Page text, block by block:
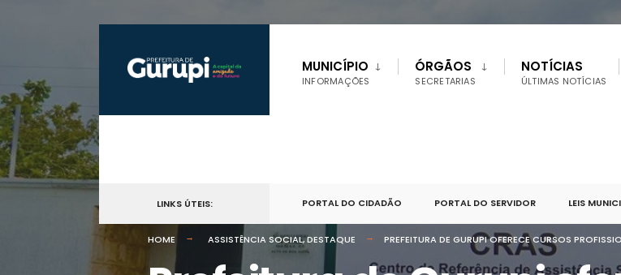
MUNICÍPIO
INFORMAÇÕES
ÓRGÃOS
SECRETARIAS
NOTÍCIAS
ÚLTIMAS NOTÍCIAS
LINKS ÚTEIS: PORTAL DO CIDADÃO PORTAL DO SERVIDOR LEIS
HOME ASSISTÊNCIA SOCIAL,DESTAQUE PREFEITURA DE GURUPI OFERECE CURSOS